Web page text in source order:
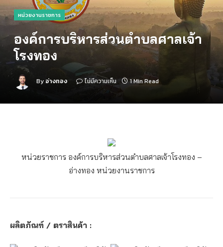
หน่วยงานราชการ
องค์การบริหารส่วนตำบลศาลเจ้า
โรงทอง
By อ่างทอง ไม่มีความเห็น 1 Min Read
หน่วยราชการ องค์การบริหารส่วนตำบลศาลเจ้าโรงทอง –
อ่างทอง หน่วยงานราชการ
ผลิตภัณฑ์ / ตราสินค้า :